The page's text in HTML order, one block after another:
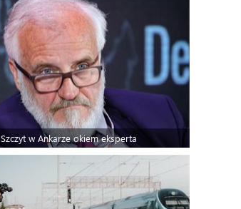
Szczyt w Ankarze okiem eksperta